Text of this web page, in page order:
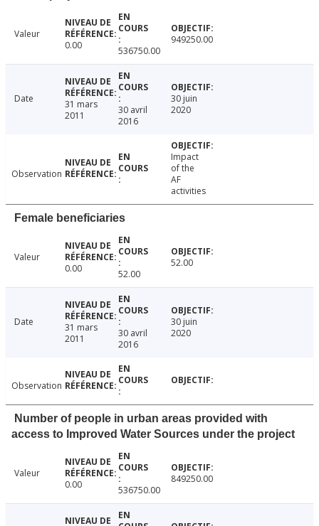
Valeur
0.00
536750.00
949250.00
Date
31 mars
2011
30 avril
2016
30 juin
2020
Observation
Impact
of the
AF
activities
Female beneficiaries
Valeur
0.00
52.00
52.00
Date
31 mars
2011
30 avril
2016
30 juin
2020
Observation
Number of people in urban areas provided with
access to Improved Water Sources under the project
Valeur
0.00
536750.00
849250.00